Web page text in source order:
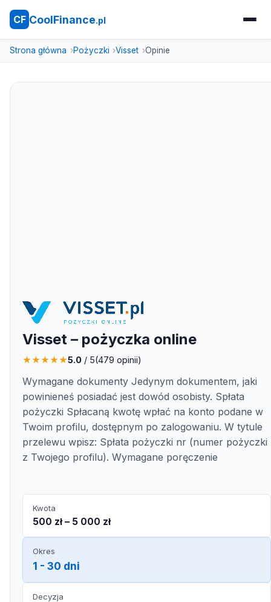
CF CoolFinance.pl
Strona główna Pożyczki Visset Opinie
Visset – pożyczka online
★★★★★5.0 / 5(479 opinii)
Wymagane dokumenty Jedynym dokumentem, jaki
powinieneś posiadać jest dowód osobisty. Spłata
pożyczki Spłacaną kwotę wpłać na konto podane w
Twoim profilu, dostępnym po zalogowaniu. W tytule
przelewu wpisz: Spłata pożyczki nr (numer pożyczki
z Twojego profilu). Wymagane poręczenie
Kwota
500 zł – 5 000 zł
Okres
1 - 30 dni
Decyzja